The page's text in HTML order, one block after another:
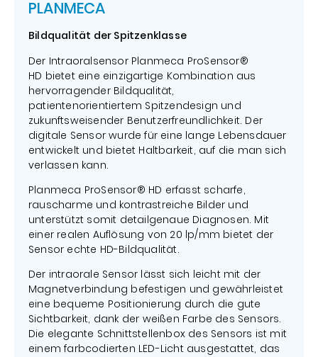
PLANMECA
Bildqualität der Spitzenklasse
Der Intraoralsensor Planmeca ProSensor®
HD bietet eine einzigartige Kombination aus
hervorragender Bildqualität,
patientenorientiertem Spitzendesign und
zukunftsweisender Benutzerfreundlichkeit. Der
digitale Sensor wurde für eine lange Lebensdauer
entwickelt und bietet Haltbarkeit, auf die man sich
verlassen kann.
Planmeca ProSensor® HD erfasst scharfe,
rauscharme und kontrastreiche Bilder und
unterstützt somit detailgenaue Diagnosen. Mit
einer realen Auflösung von 20 lp/mm bietet der
Sensor echte HD-Bildqualität.
Der intraorale Sensor lässt sich leicht mit der
Magnetverbindung befestigen und gewährleistet
eine bequeme Positionierung durch die gute
Sichtbarkeit, dank der weißen Farbe des Sensors.
Die elegante Schnittstellenbox des Sensors ist mit
einem farbcodierten LED-Licht ausgestattet, das